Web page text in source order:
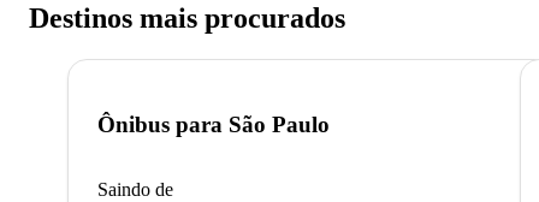
Destinos mais procurados
Ônibus para São Paulo
Saindo de